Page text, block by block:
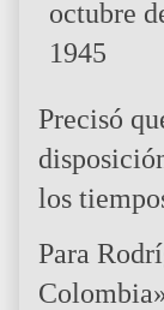
Precisó
los
Para